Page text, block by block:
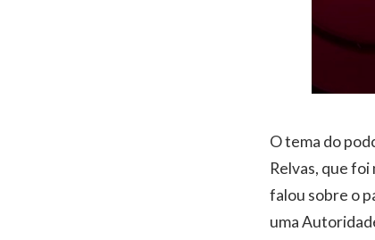
O tema do
Relvas, que
falou sobre o
uma